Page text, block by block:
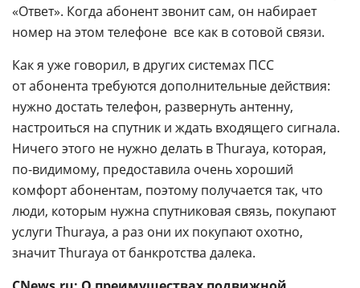
«Ответ». Когда абонент звонит сам, он набирает
номер на этом телефоне  все как в сотовой связи.
Как я уже говорил, в других системах ПСС
от абонента требуются дополнительные действия:
нужно достать телефон, развернуть антенну,
настроиться на спутник и ждать входящего сигнала.
Ничего этого не нужно делать в Thuraya, которая,
по-видимому, предоставила очень хороший
комфорт абонентам, поэтому получается так, что
люди, которым нужна спутниковая связь, покупают
услуги Thuraya, а раз они их покупают охотно,
значит Thuraya от банкротства далека.